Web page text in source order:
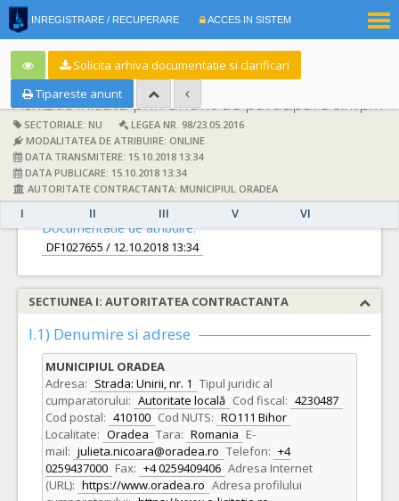
INREGISTRARE / RECUPERARE ACCES IN SISTEM
Solicita arhiva documentatie si clarificari
Tipareste anunt
Achizitie initiata prin anunt de participare simplificat:
SECTORIALE: NU
LEGEA NR. 98/23.05.2016
MODALITATEA DE ATRIBUIRE: ONLINE
DATA TRANSMITERE: 15.10.2018 13:34
DATA PUBLICARE: 15.10.2018 13:34
AUTORITATE CONTRACTANTA: MUNICIPIUL ORADEA
I II III V VI
DETALII
Documentatie de atribuire:
DF1027655 / 12.10.2018 13:34
SECTIUNEA I: AUTORITATEA CONTRACTANTA
I.1) Denumire si adrese
MUNICIPIUL ORADEA
Adresa: Strada: Unirii, nr. 1 Tipul juridic al
cumparatorului: Autoritate locală Cod fiscal: 4230487
Cod postal: 410100 Cod NUTS: RO111 Bihor
Localitate: Oradea Tara: Romania E-
mail: julieta.nicoara@oradea.ro Telefon: +4
0259437000 Fax: +4 0259409406 Adresa Internet
(URL): https://www.oradea.ro Adresa profilului